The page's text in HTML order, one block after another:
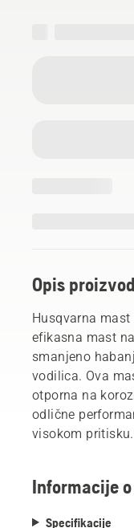
Opis
Husqvarna
efikasna mast
smanjeno
vodilica. Ova
otporna na
odlične
visokom pritisku.
Informacije
Specifikacije